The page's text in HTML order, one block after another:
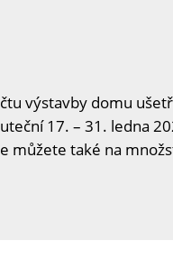
výstavby domu
17. – 31. ledna
můžete také na